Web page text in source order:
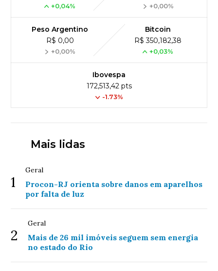
+0,04% +0,00%
Peso Argentino
R$ 0,00
+0,00%
Bitcoin
R$ 350,182,38
+0,03%
Ibovespa
172,513,42 pts
-1.73%
Mais lidas
1
Geral
Procon-RJ orienta sobre danos em aparelhos
por falta de luz
2
Geral
Mais de 26 mil imóveis seguem sem energia
no estado do Rio